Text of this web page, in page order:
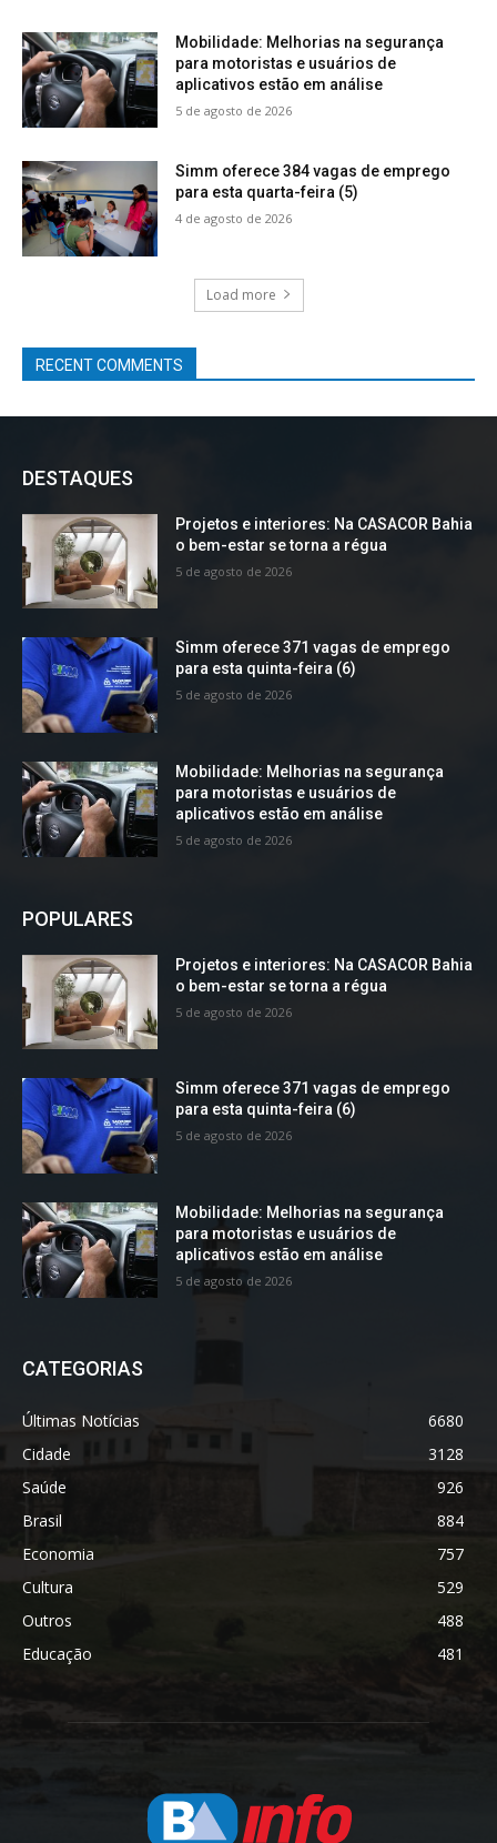
Mobilidade: Melhorias na segurança
para motoristas e usuários de
aplicativos estão em análise
5 de agosto de 2026
Simm oferece 384 vagas de emprego
para esta quarta-feira (5)
4 de agosto de 2026
Load more
RECENT COMMENTS
DESTAQUES
Projetos e interiores: Na CASACOR Bahia
o bem-estar se torna a régua
5 de agosto de 2026
Simm oferece 371 vagas de emprego
para esta quinta-feira (6)
5 de agosto de 2026
Mobilidade: Melhorias na segurança
para motoristas e usuários de
aplicativos estão em análise
5 de agosto de 2026
POPULARES
Projetos e interiores: Na CASACOR Bahia
o bem-estar se torna a régua
5 de agosto de 2026
Simm oferece 371 vagas de emprego
para esta quinta-feira (6)
5 de agosto de 2026
Mobilidade: Melhorias na segurança
para motoristas e usuários de
aplicativos estão em análise
5 de agosto de 2026
CATEGORIAS
Últimas Notícias
6680
Cidade
3128
Saúde
926
Brasil
884
Economia
757
Cultura
529
Outros
488
Educação
481